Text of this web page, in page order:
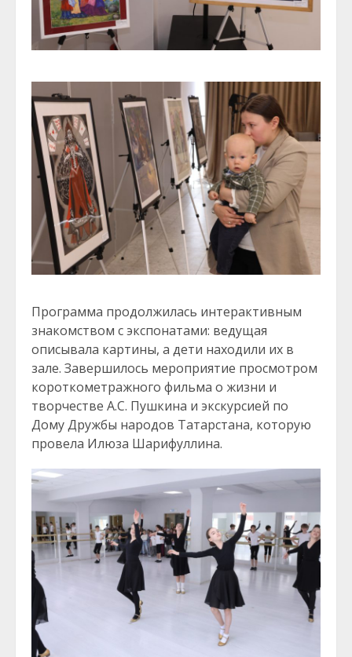
Программа продолжилась интерактивным
знакомством с экспонатами: ведущая
описывала картины, а дети находили их в
зале. Завершилось мероприятие просмотром
короткометражного фильма о жизни и
творчестве А.С. Пушкина и экскурсией по
Дому Дружбы народов Татарстана, которую
провела Илюза Шарифуллина.